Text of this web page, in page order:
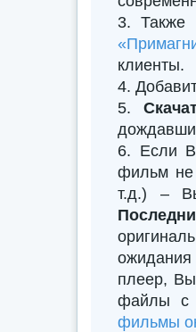
3. Также
клиенты.
4.
5.
6. Если
фильм не
т.д.) –
плеер,
файлы с
фильмы